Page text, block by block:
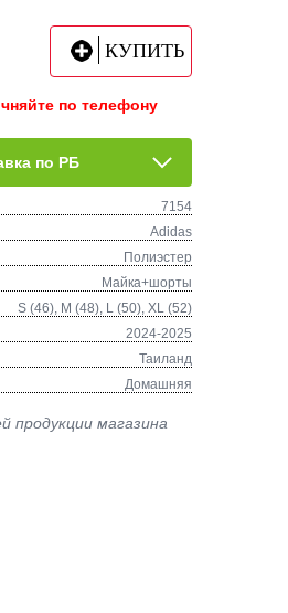
КУПИТЬ
по телефону
по РБ
7154
Adidas
Полиэстер
Майка+шорты
S (46), M (48), L (50), XL (52)
2024-2025
Таиланд
Домашняя
продукции магазина